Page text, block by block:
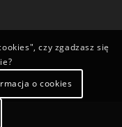
czy zgadzasz się
o cookies